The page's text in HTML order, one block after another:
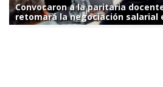
Convocaron a la paritaria
retomará la negociación salarial